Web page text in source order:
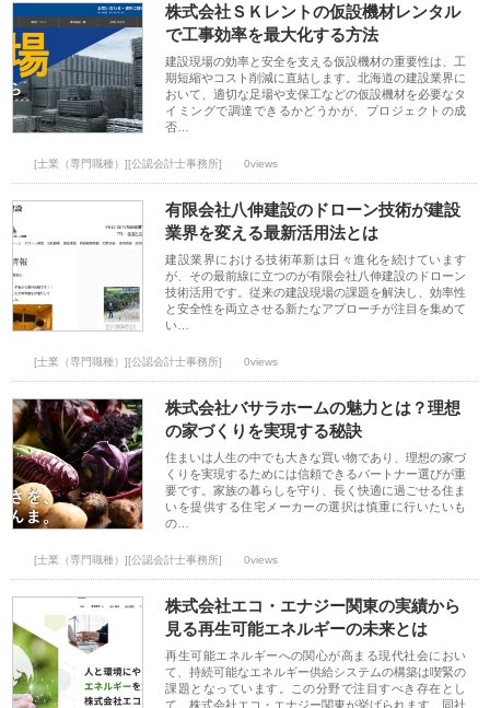
株式会社ＳＫレントの仮設機材レンタル
で工事効率を最大化する方法
建設現場の効率と安全を支える仮設機材の重要性は、工
期短縮やコスト削減に直結します。北海道の建設業界に
おいて、適切な足場や支保工などの仮設機材を必要なタ
イミングで調達できるかどうかが、プロジェクトの成
否…
[士業（専門職種）][公認会計士事務所] 0views
有限会社八伸建設のドローン技術が建設
業界を変える最新活用法とは
建設業界における技術革新は日々進化を続けています
が、その最前線に立つのが有限会社八伸建設のドローン
技術活用です。従来の建設現場の課題を解決し、効率性
と安全性を両立させる新たなアプローチが注目を集めて
い…
[士業（専門職種）][公認会計士事務所] 0views
株式会社バサラホームの魅力とは？理想
の家づくりを実現する秘訣
住まいは人生の中でも大きな買い物であり、理想の家づ
くりを実現するためには信頼できるパートナー選びが重
要です。家族の暮らしを守り、長く快適に過ごせる住ま
いを提供する住宅メーカーの選択は慎重に行いたいも
の…
[士業（専門職種）][公認会計士事務所] 0views
株式会社エコ・エナジー関東の実績から
見る再生可能エネルギーの未来とは
再生可能エネルギーへの関心が高まる現代社会におい
て、持続可能なエネルギー供給システムの構築は喫緊の
課題となっています。この分野で注目すべき存在とし
て、株式会社エコ・エナジー関東が挙げられます。同社